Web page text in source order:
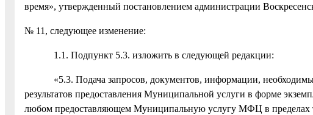
время», утвержденный постановлением администрации
№ 11, следующее изменение:
1.1. Подпункт 5.3. изложить в следующей редакции:
«5.3. Подача запросов, документов, информации,
результатов предоставления Муниципальной услуги в форме
любом предоставляющем Муниципальную услугу МФЦ в пределах